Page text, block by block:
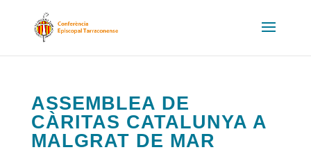
ASSEMBLEA DE
CÀRITAS CATALUNYA A
MALGRAT DE MAR